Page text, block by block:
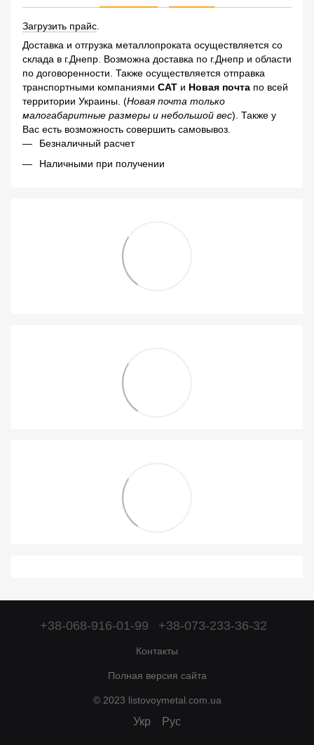
Загрузить прайс
Доставка и отгрузка металлопроката осуществляется со
склада в г.Днепр. Возможна доставка по г.Днепр и области
по договоренности. Также осуществляется отправка
транспортными компаниями САТ и Новая почта по всей
территории Украины. (Новая почта только
малогабаритные размеры и небольшой вес). Также у
Вас есть возможность совершить самовывоз.
Безналичный расчет
Наличными при получении
+38-068-916-01-99 +38-073-233-36-32
Контакты
Полная версия сайта
© 2023 listovoymetal.com.ua
Укр Рус